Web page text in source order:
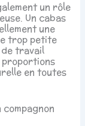
un rôle
Un cabas
une
trop petite
travail
proportions
en toutes